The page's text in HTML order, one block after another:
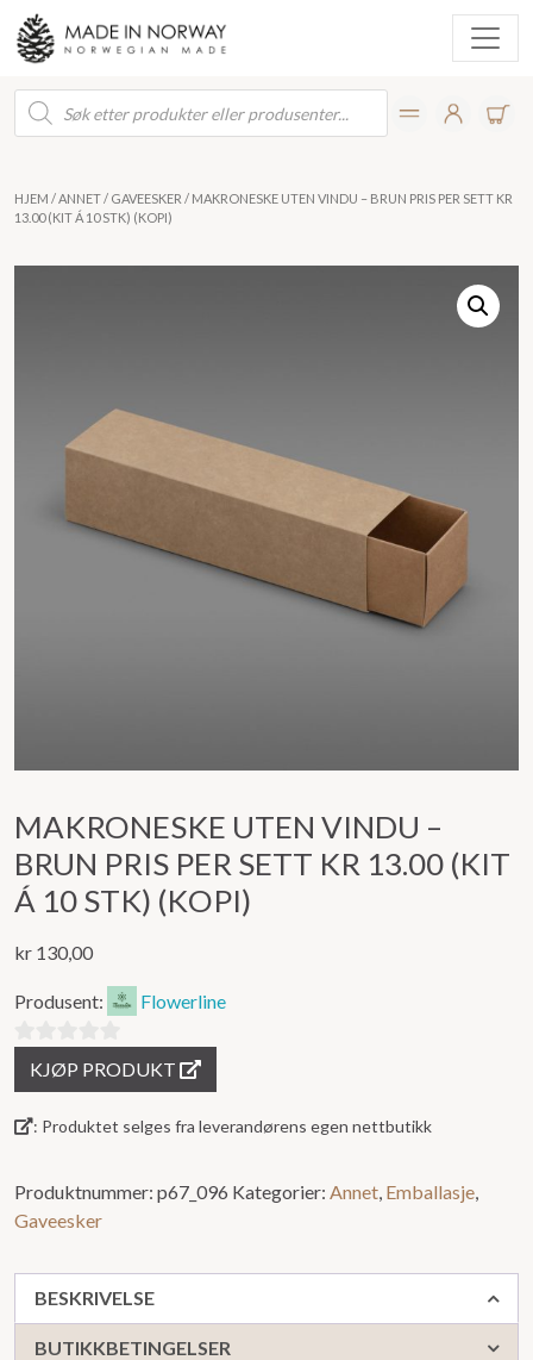
Products
search
HJEM /ANNET/ GAVEESKER / MAKRONESKE UTEN VINDU – BRUN PRIS PER SETT KR
13.00 (KIT Á 10 STK) (KOPI)
MAKRONESKE UTEN VINDU –
BRUN PRIS PER SETT KR 13.00 (KIT
Á 10 STK) (KOPI)
kr 130,00
Produsent: Flowerline
ut
av
KJØP PRODUKT
: Produktet selges fra leverandørens egen nettbutikk
Produktnummer: p67_096 Kategorier: Annet Emballasje
Gaveesker
BESKRIVELSE
BUTIKKBETINGELSER